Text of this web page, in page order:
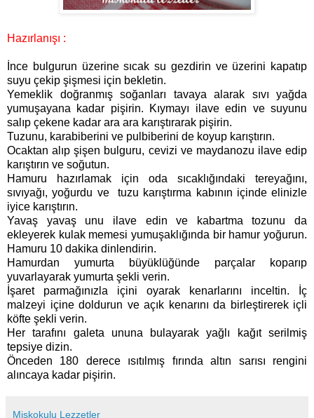
Hazırlanışı :
İnce bulgurun üzerine sıcak su gezdirin ve üzerini kapatıp
suyu çekip şişmesi için bekletin.
Yemeklik doğranmış soğanları tavaya alarak sıvı yağda
yumuşayana kadar pişirin. Kıymayı ilave edin ve suyunu
salıp çekene kadar ara ara karıştırarak pişirin.
Tuzunu, karabiberini ve pulbiberini de koyup karıştırın.
Ocaktan alıp şişen bulguru, cevizi ve maydanozu ilave edip
karıştırın ve soğutun.
Hamuru hazırlamak için oda sıcaklığındaki tereyağını,
sıvıyağı, yoğurdu ve tuzu karıştırma kabının içinde elinizle
iyice karıştırın.
Yavaş yavaş unu ilave edin ve kabartma tozunu da
ekleyerek kulak memesi yumuşaklığında bir hamur yoğurun.
Hamuru 10 dakika dinlendirin.
Hamurdan yumurta büyüklüğünde parçalar koparıp
yuvarlayarak yumurta şekli verin.
İşaret parmağınızla içini oyarak kenarlarını inceltin. İç
malzeyi içine doldurun ve açık kenarını da birleştirerek içli
köfte şekli verin.
Her tarafını galeta ununa bulayarak yağlı kağıt serilmiş
tepsiye dizin.
Önceden 180 derece ısıtılmış fırında altın sarısı rengini
alıncaya kadar pişirin.
Miskokulu Lezzetler